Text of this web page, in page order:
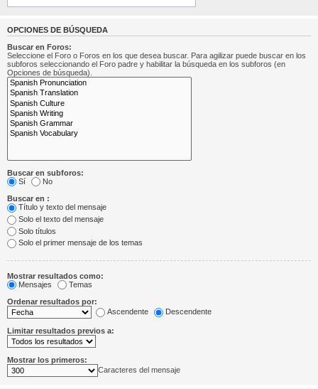
OPCIONES DE BÚSQUEDA
Buscar en Foros:
Seleccione el Foro o Foros en los que desea buscar. Para agilizar puede buscar en los
subforos seleccionando el Foro padre y habilitar la búsqueda en los subforos (en
Opciones de búsqueda).
Buscar en subforos:
Sí
No
Buscar en :
Título y texto del mensaje
Solo el texto del mensaje
Solo títulos
Solo el primer mensaje de los temas
Mostrar resultados como:
Mensajes
Temas
Ordenar resultados por:
Ascendente
Descendente
Limitar resultados previos a:
Mostrar los primeros:
Caracteres del mensaje